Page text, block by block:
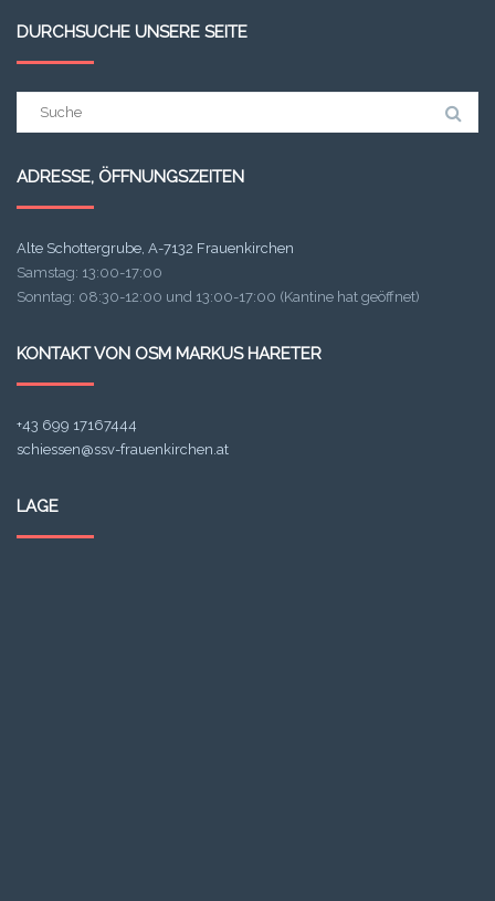
DURCHSUCHE UNSERE SEITE
Suchergebnis
ADRESSE, ÖFFNUNGSZEITEN
Alte Schottergrube, A-7132 Frauenkirchen
Samstag: 13:00-17:00
Sonntag: 08:30-12:00 und 13:00-17:00 (Kantine hat geöffnet)
KONTAKT VON OSM MARKUS HARETER
+43 699 17167444
schiessen@ssv-frauenkirchen.at
LAGE